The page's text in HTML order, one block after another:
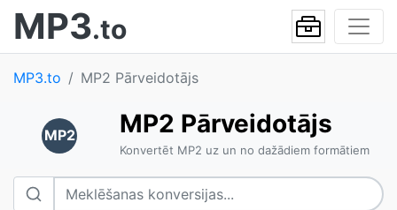
MP3.to
MP3.to MP2 Pārveidotājs
MP2 MP2 Pārveidotājs
Konvertēt MP2 uz un no dažādiem formātiem